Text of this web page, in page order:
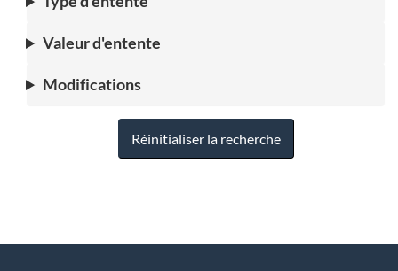
Valeur d'entente
Modifications
Réinitialiser la recherche
D